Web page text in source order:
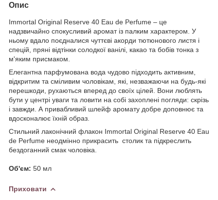
Опис
Immortal Original Reserve 40 Eau de Perfume – це
надзвичайно спокусливий аромат із палким характером. У
ньому вдало поєдналися чуттєві акорди тютюнового листя і
спецій, пряні відтінки солодкої ванілі, какао та бобів тонка з
м'яким присмаком.
Елегантна парфумована вода чудово підходить активним,
відкритим та сміливим чоловікам, які, незважаючи на будь-які
перешкоди, рухаються вперед до своїх цілей. Вони люблять
бути у центрі уваги та ловити на собі захоплені погляди: скрізь
і завжди. А привабливий шлейф аромату добре доповнює та
вдосконалює їхній образ.
Стильний лаконічний флакон Immortal Original Reserve 40 Eau
de Perfume неодмінно прикрасить столик та підкреслить
бездоганний смак чоловіка.
Об'єм: 50 мл
Приховати